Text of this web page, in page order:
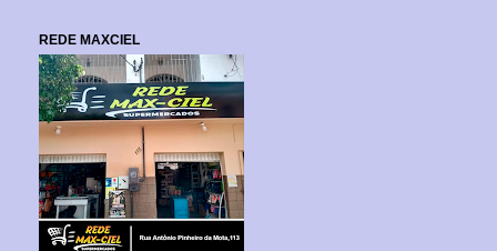
REDE MAXCIEL